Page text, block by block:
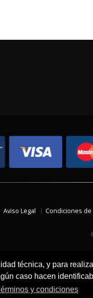
técnica, y para
caso hacen
y condiciones
Aviso Legal Condiciones de